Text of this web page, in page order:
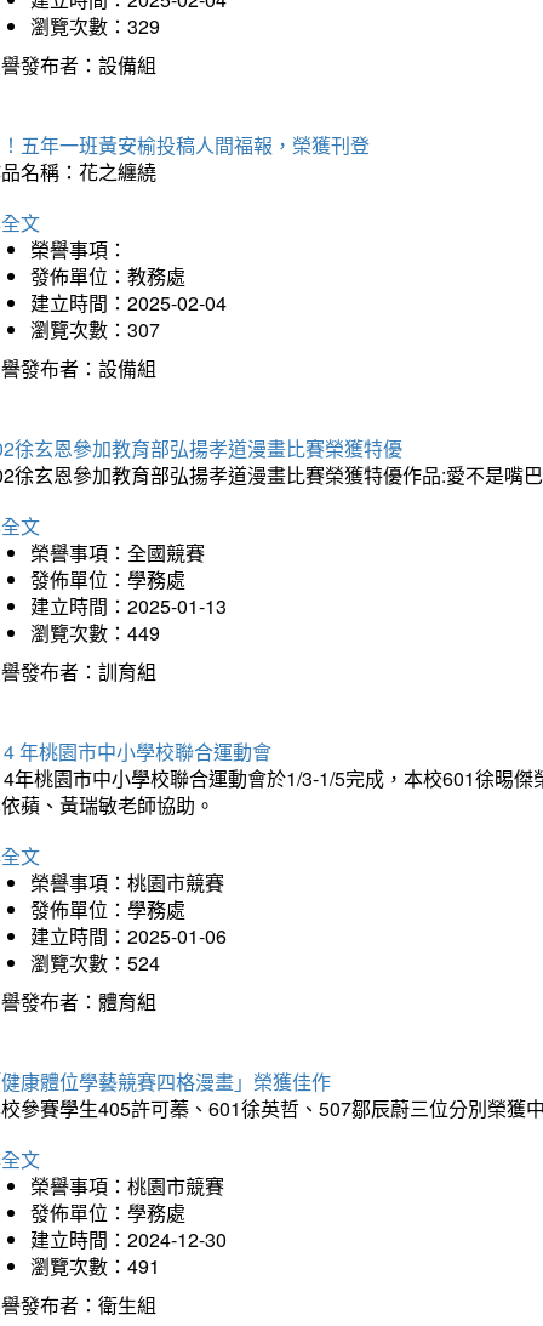
瀏覽次數：329
發布者：設備組
五年一班黃安榆投稿人間福報，榮獲刊登
名稱：花之纏繞
文
榮譽事項：
發佈單位：教務處
建立時間：2025-02-04
瀏覽次數：307
發布者：設備組
徐玄恩參加教育部弘揚孝道漫畫比賽榮獲特優
徐玄恩參加教育部弘揚孝道漫畫比賽榮獲特優作品:愛不是嘴
文
榮譽事項：全國競賽
發佈單位：學務處
建立時間：2025-01-13
瀏覽次數：449
發布者：訓育組
年桃園市中小學校聯合運動會
年桃園市中小學校聯合運動會於1/3-1/5完成，本校601徐晹
蘋、黃瑞敏老師協助。
文
榮譽事項：桃園市競賽
發佈單位：學務處
建立時間：2025-01-06
瀏覽次數：524
發布者：體育組
康體位學藝競賽四格漫畫」榮獲佳作
參賽學生405許可蓁、601徐英哲、507鄒辰蔚三位分別榮獲
文
榮譽事項：桃園市競賽
發佈單位：學務處
建立時間：2024-12-30
瀏覽次數：491
發布者：衛生組